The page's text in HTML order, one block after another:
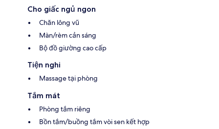
Cho giấc ngủ ngon
Chăn lông vũ
Màn/rèm cản sáng
Bộ đồ giường cao cấp
Tiện nghi
Massage tại phòng
Tắm mát
Phòng tắm riêng
Bồn tắm/buồng tắm vòi sen kết hợp